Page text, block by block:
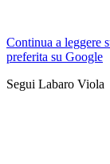
Continua a leggere
preferita su Google
Segui Labaro Viola